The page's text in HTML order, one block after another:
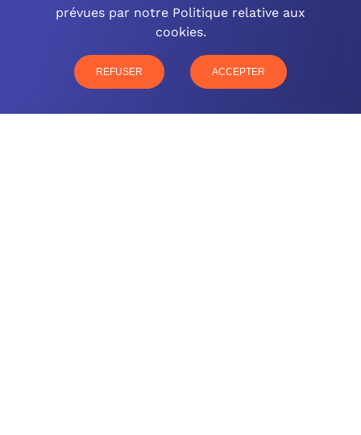
OCINEO GRAND EST
77 rue Paul Douce – 51480 Damery
CONTACTEZ-NOUS
prévues par notre Politique relative aux
cookies.
REFUSER ACCEPTER